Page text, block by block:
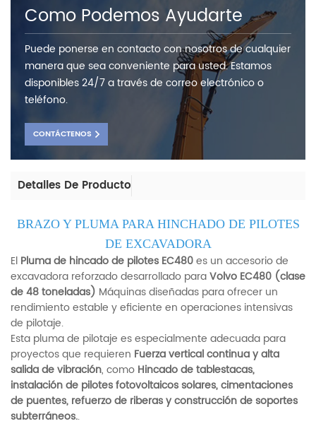
Como Podemos Ayudarte
Puede ponerse en contacto con nosotros de cualquier
manera que sea conveniente para usted. Estamos
disponibles 24/7 a través de correo electrónico o
teléfono.
CONTÁCTENOS
Detalles De Producto
BRAZO Y PLUMA PARA HINCHADO DE PILOTES
DE EXCAVADORA
El Pluma de hincado de pilotes EC480es un accesorio de
excavadora reforzado desarrollado paraVolvo EC480 (clase
de 48 toneladas) Máquinas diseñadas para ofrecer un
rendimiento estable y eficiente en operaciones intensivas
de pilotaje.
Esta pluma de pilotaje es especialmente adecuada para
proyectos que requieren Fuerza vertical continua y alta
salida de vibración, como Hincado de tablestacas,
instalación de pilotes fotovoltaicos solares, cimentaciones
de puentes, refuerzo de riberas y construcción de soportes
subterráneos..